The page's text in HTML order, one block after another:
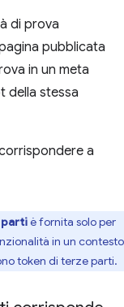
di prova
pubblicata
in un meta
della stessa
a
è fornita solo per
in un contesto
token di terze parti.